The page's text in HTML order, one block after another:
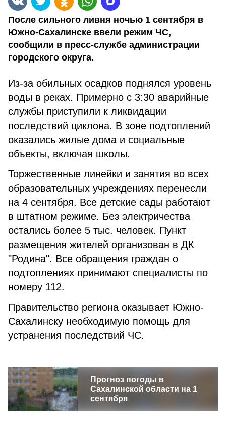
После сильного ливня ночью 1 сентября в
Южно-Сахалинске ввели режим ЧС,
сообщили в пресс-службе администрации
городского округа.
Из-за обильных осадков поднялся уровень
воды в реках. Примерно с 3:30 аварийные
службы приступили к ликвидации
последствий циклона. В зоне подтоплений
оказались жилые дома и социальные
объекты, включая школы.
Торжественные линейки и занятия во всех
образовательных учреждениях перенесли
на 4 сентября. Все детские сады работают
в штатном режиме. Без электричества
остались более 5 тыс. человек. Пункт
размещения жителей организован в ДК
"Родина". Все обращения граждан о
подтоплениях принимают специалисты по
номеру 112.
Правительство региона оказывает Южно-
Сахалинску необходимую помощь для
устранения последствий ЧС.
Прогноз погоды в
Сахалинской области на 1
сентября